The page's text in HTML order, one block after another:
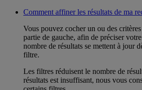
Comment affiner les résultats de ma
Vous pouvez cocher un ou des
partie de gauche, afin de préciser
nombre de résultats se mettent à jour
filtre.
Les filtres réduisent le nombre de
résultats est insuffisant, nous vous